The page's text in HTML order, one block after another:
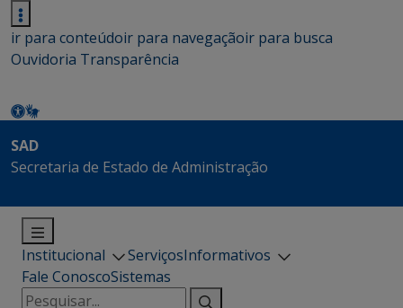
ir para conteúdoir para navegaçãoir para busca
Ouvidoria Transparência
SAD
Secretaria de Estado de Administração
Institucional ServiçosInformativos
Fale ConoscoSistemas
Pesquisar